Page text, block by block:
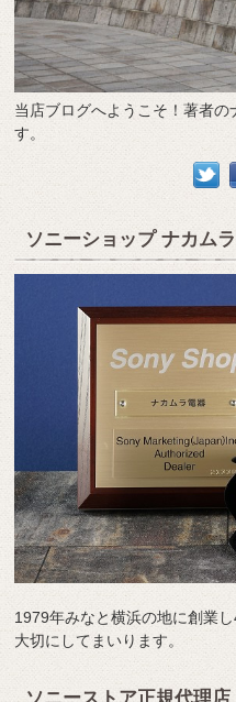
当店ブログへようこそ！著者
す。
ソニーショップ ナカム
1979年みなと横浜の地に創業
大切にしてまいります。